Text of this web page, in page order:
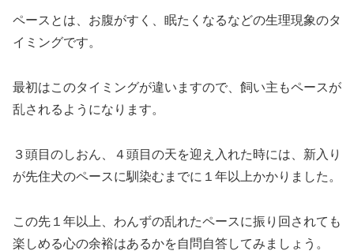
ペースとは、お腹がすく、眠たくなるなどの生理現象のタ
イミングです。
最初はこのタイミングが違いますので、飼い主もペースが
乱されるようになります。
３頭目のしおん、４頭目の天を迎え入れた時には、新入り
が先住犬のペースに馴染むまでに１年以上かかりました。
この先１年以上、わんずの乱れたペースに振り回されても
楽しめる心の余裕はあるかを自問自答してみましょう。